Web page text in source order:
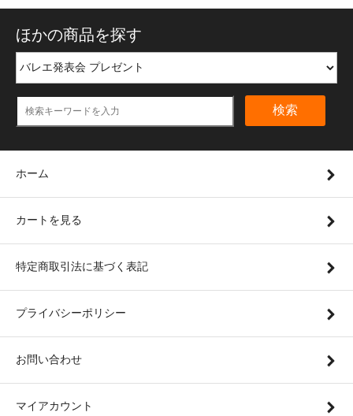
ほかの商品を探す
検索
ホーム
カートを見る
特定商取引法に基づく表記
プライバシーポリシー
お問い合わせ
マイアカウント